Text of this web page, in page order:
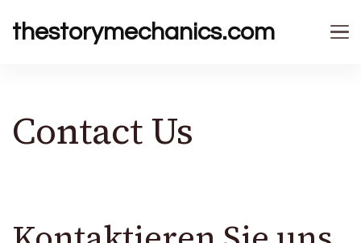
thestorymechanics.com
Contact Us